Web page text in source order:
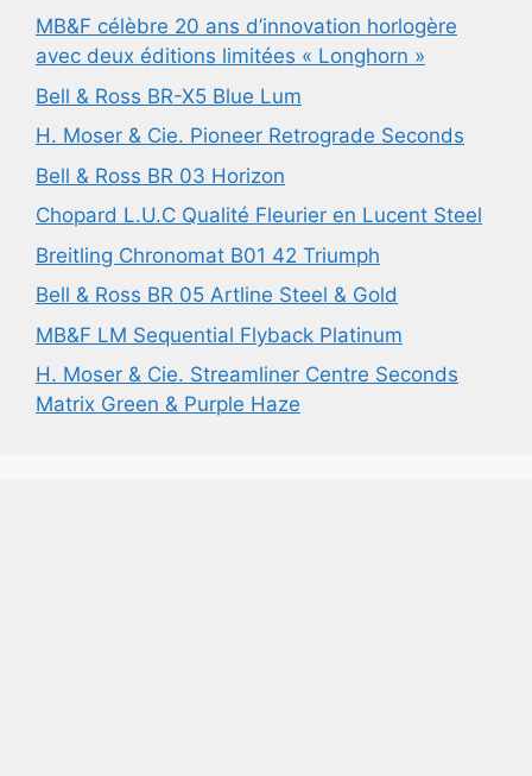
MB&F célèbre 20 ans d’innovation horlogère
avec deux éditions limitées « Longhorn »
Bell & Ross BR-X5 Blue Lum
H. Moser & Cie. Pioneer Retrograde Seconds
Bell & Ross BR 03 Horizon
Chopard L.U.C Qualité Fleurier en Lucent Steel
Breitling Chronomat B01 42 Triumph
Bell & Ross BR 05 Artline Steel & Gold
MB&F LM Sequential Flyback Platinum
H. Moser & Cie. Streamliner Centre Seconds
Matrix Green & Purple Haze